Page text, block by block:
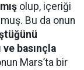
olup, içeriği
Bu da onun
ve basınçla
Mars’ta bir